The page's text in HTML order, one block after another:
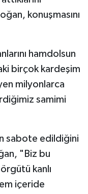
konuşmasını
hamdolsun
birçok kardeşim
milyonlarca
samimi
sabote edildiğini
"Biz bu
kanlı
içeride